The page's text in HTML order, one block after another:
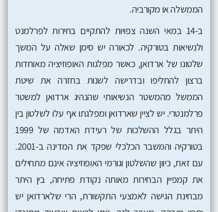
הממשלה או מקורביה.
ב-14 במאי השנה צפויות להתקיים בחירות לפרלמנט
ולנשיאות בטורקיה. לכאורה יש סימן שאלה על המשך
שלטונו של ארדואן, כאשר מפלגות האופוזיציה מאוחדות
ברצון להחליפו ובדרישה לשנות בחזרה את שיטת
הממשל מהמשטר הנשיאותי שהנהיג ארדואן למשטר
פרלמנטרי. יש לציין שארדואן ומפלגתו אף עלו לשלטון בין
היתר בגלל ההשלכות של רעידת האדמה של 1999
בטורקיה והמשבר הכלכלי שפקד את המדינה ב-2001.
עם זאת, כיוון שהשלטון וגורמי האופוזיציה אינם מתחילים
את קמפיין הבחירות מאותה נקודת פתיחה, בין היתר
מבחינת הגישה לאמצעי התקשורת, הרי שלארדואן יש